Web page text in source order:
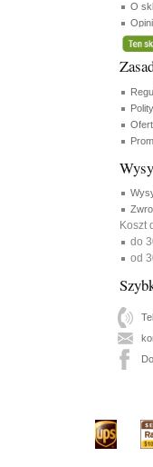
O
Koszt
do
od